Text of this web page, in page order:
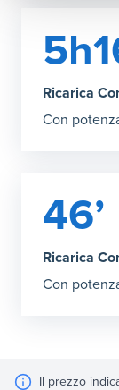
Ricarica
Con
46’
Ricarica
Con
Il prezzo